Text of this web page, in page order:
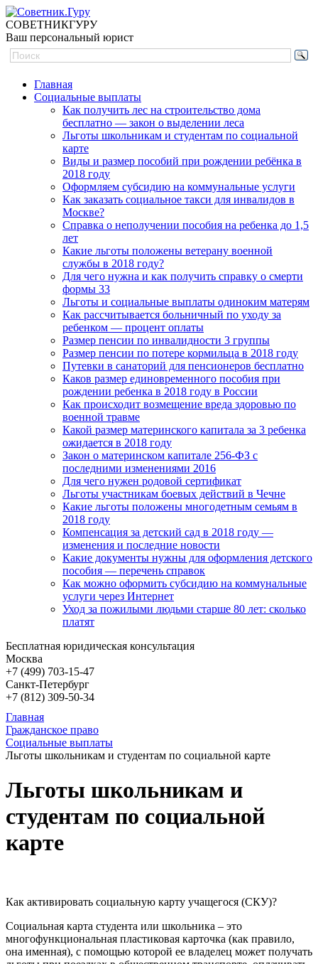
СОВЕТНИКГУРУ
Ваш персональный юрист
Главная
Социальные выплаты
Как получить лес на строительство дома
бесплатно — закон о выделении леса
Льготы школьникам и студентам по социальной
карте
Виды и размер пособий при рождении ребёнка в
2018 году
Оформляем субсидию на коммунальные услуги
Как заказать социальное такси для инвалидов в
Москве?
Справка о неполучении пособия на ребенка до 1,5
лет
Какие льготы положены ветерану военной
службы в 2018 году?
Для чего нужна и как получить справку о смерти
формы 33
Льготы и социальные выплаты одиноким матерям
Как рассчитывается больничный по уходу за
ребенком — процент оплаты
Размер пенсии по инвалидности 3 группы
Размер пенсии по потере кормильца в 2018 году
Путевки в санаторий для пенсионеров бесплатно
Каков размер единовременного пособия при
рождении ребенка в 2018 году в России
Как происходит возмещение вреда здоровью по
военной травме
Какой размер материнского капитала за 3 ребенка
ожидается в 2018 году
Закон о материнском капитале 256-ФЗ с
последними изменениями 2016
Для чего нужен родовой сертификат
Льготы участникам боевых действий в Чечне
Какие льготы положены многодетным семьям в
2018 году
Компенсация за детский сад в 2018 году —
изменения и последние новости
Какие документы нужны для оформления детского
пособия — перечень справок
Как можно оформить субсидию на коммунальные
услуги через Интернет
Уход за пожилыми людьми старше 80 лет: сколько
платят
Бесплатная юридическая консультация
Москва
+7 (499) 703-15-47
Санкт-Петербург
+7 (812) 309-50-34
Главная
Гражданское право
Социальные выплаты
Льготы школьникам и студентам по социальной карте
Льготы школьникам и
студентам по социальной
карте
Как активировать социальную карту учащегося (СКУ)?
Социальная карта студента или школьника – это
многофункциональная пластиковая карточка (как правило,
она именная), с помощью которой ее владелец может получать